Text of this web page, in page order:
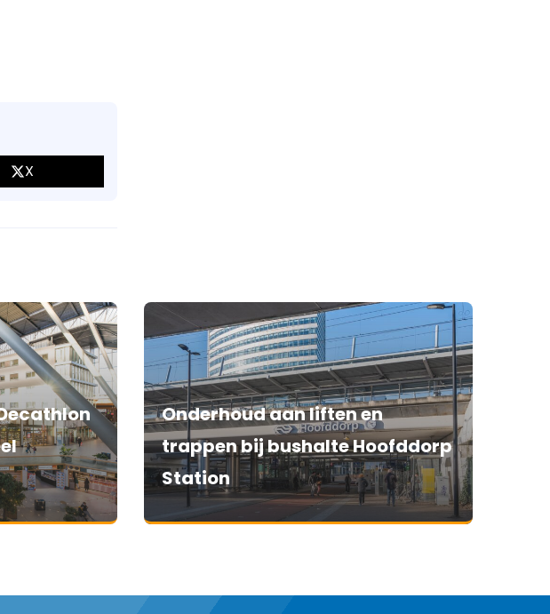
X
Onderhoud aan liften en
trappen bij bushalte Hoofddorp
Station